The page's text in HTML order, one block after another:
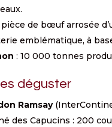
pièce de bœuf arrosée
emblématique, à
: 10 000 tonnes
déguster
Ramsay
des Capucins : 200